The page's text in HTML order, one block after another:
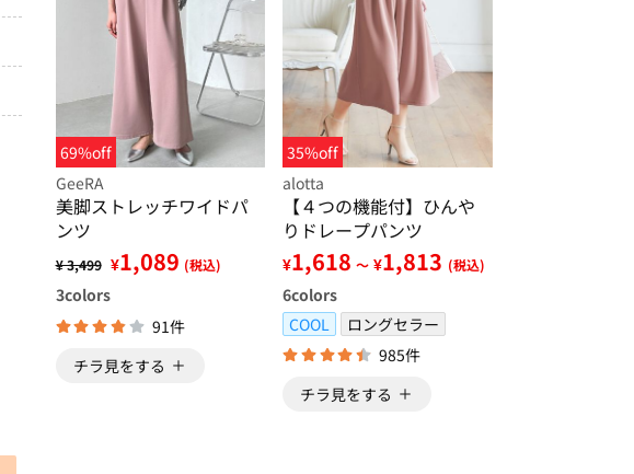
69%off
GeeRA
美脚ストレッチワイドパ
ンツ
¥ 3,499 ¥1,089 (税込)
3colors
91件
チラ見をする
35%off
alotta
【４つの機能付】ひんや
りドレープパンツ
¥1,618 ～ ¥1,813 (税込)
6colors
COOL
ロングセラー
985件
チラ見をする